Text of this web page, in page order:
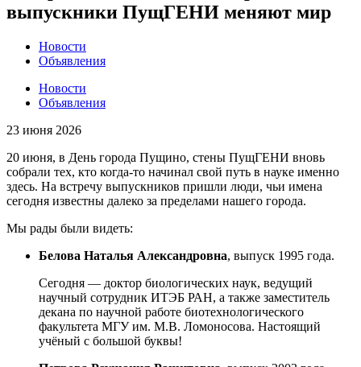
выпускники ПущГЕНИ меняют мир
Новости
Объявления
Новости
Объявления
23 июня 2026
20 июня, в День города Пущино, стены ПущГЕНИ вновь
собрали тех, кто когда-то начинал свой путь в науке именно
здесь. На встречу выпускников пришли люди, чьи имена
сегодня известны далеко за пределами нашего города.
Мы рады были видеть:
Белова Наталья Александровна, выпуск 1995 года.
Сегодня — доктор биологических наук, ведущий
научный сотрудник ИТЭБ РАН, а также заместитель
декана по научной работе биотехнологического
факультета МГУ им. М.В. Ломоносова. Настоящий
учёный с большой буквы!